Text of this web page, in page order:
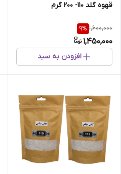
قهوه گلد 110- 200 گرم
1,600,000
9%
1,450,000
افزودن به سبد